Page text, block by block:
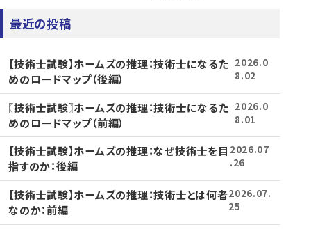
最近の投稿
【技術士試験】ホームズの推理：技術士になるた
めのロードマップ（後編）
2026.0
8.02
〖技術士試験〗ホームズの推理：技術士になるた
めのロードマップ（前編）
2026.0
8.01
【技術士試験】ホームズの推理：なぜ技術士を目
指すのか：後編
2026.07
.26
【技術士試験】ホームズの推理：技術士とは何者
なのか：前編
2026.07.
25